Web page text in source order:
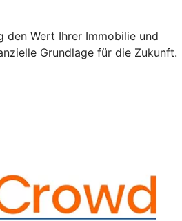
den Wert Ihrer Immobilie und
Grundlage für die Zukunft.